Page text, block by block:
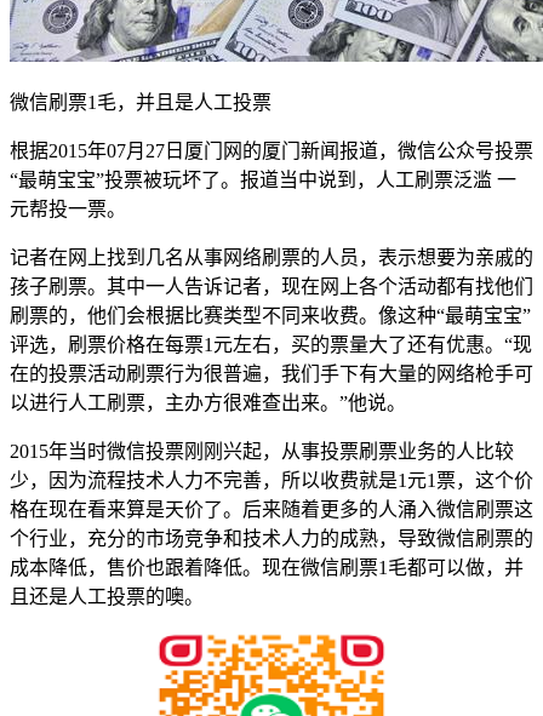
微信刷票1毛，并且是人工投票
根据2015年07月27日厦门网的厦门新闻报道，微信公众号投票
“最萌宝宝”投票被玩坏了。报道当中说到，人工刷票泛滥 一
元帮投一票。
记者在网上找到几名从事网络刷票的人员，表示想要为亲戚的
孩子刷票。其中一人告诉记者，现在网上各个活动都有找他们
刷票的，他们会根据比赛类型不同来收费。像这种“最萌宝宝”
评选，刷票价格在每票1元左右，买的票量大了还有优惠。“现
在的投票活动刷票行为很普遍，我们手下有大量的网络枪手可
以进行人工刷票，主办方很难查出来。”他说。
2015年当时微信投票刚刚兴起，从事投票刷票业务的人比较
少，因为流程技术人力不完善，所以收费就是1元1票，这个价
格在现在看来算是天价了。后来随着更多的人涌入微信刷票这
个行业，充分的市场竞争和技术人力的成熟，导致微信刷票的
成本降低，售价也跟着降低。现在微信刷票1毛都可以做，并
且还是人工投票的噢。